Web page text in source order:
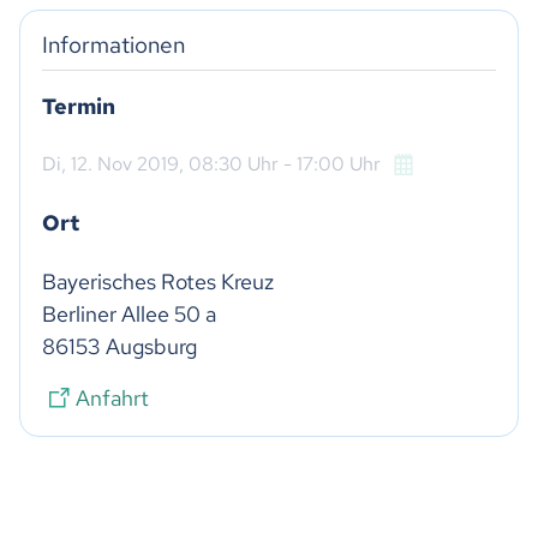
Informationen
Termin
Di, 12. Nov 2019, 08:30 Uhr - 17:00 Uhr
Ort
Bayerisches Rotes Kreuz
Berliner Allee 50 a
86153 Augsburg
Anfahrt